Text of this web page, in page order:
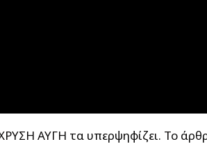
ΑΥΓΗ τα υπερψηφίζει. Το